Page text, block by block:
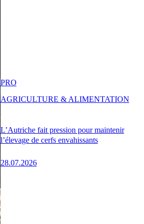
L’Autriche fait pression pour maintenir
l’élevage de cerfs envahissants
28.07.2026
PRO
AGRICULTURE & ALIMENTATION